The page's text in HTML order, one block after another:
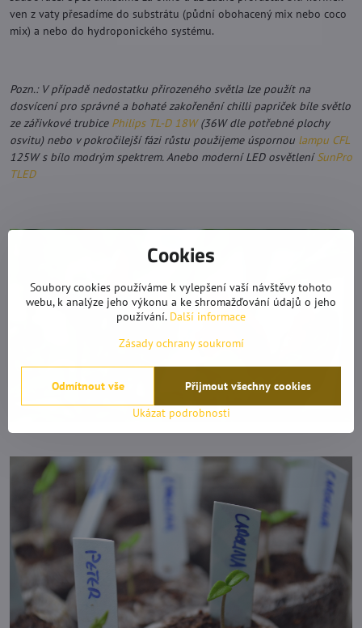
ven z vaty přesadíme do substrátu (půdní obohacený mix nebo coco
mix) a nebo do hydroponického systému.
Pozn.: V případě nedostatku přirozeného světla lze použít na
dosvícení pro správné a bohaté zakořenění chilli papriček bíle světlo
ze zářivkové trubice Philips TL-D 18W(36W dle potřebné plochy
osvitu) nebo v pokročilejší fázi růstu použijeme úspornou lampu CFL
125W s bílo modrým spektrem. Anebo moderní LED osvětleníSunPro
TLED
Cookies
Soubory cookies používáme k vylepšení vaší návštěvy tohoto
webu, k analýze jeho výkonu a ke shromažďování údajů o jeho
používání. Další informace
Zásady ochrany soukromí
Ukázat podrobnosti
Přijmout všechny cookies
Odmítnout vše